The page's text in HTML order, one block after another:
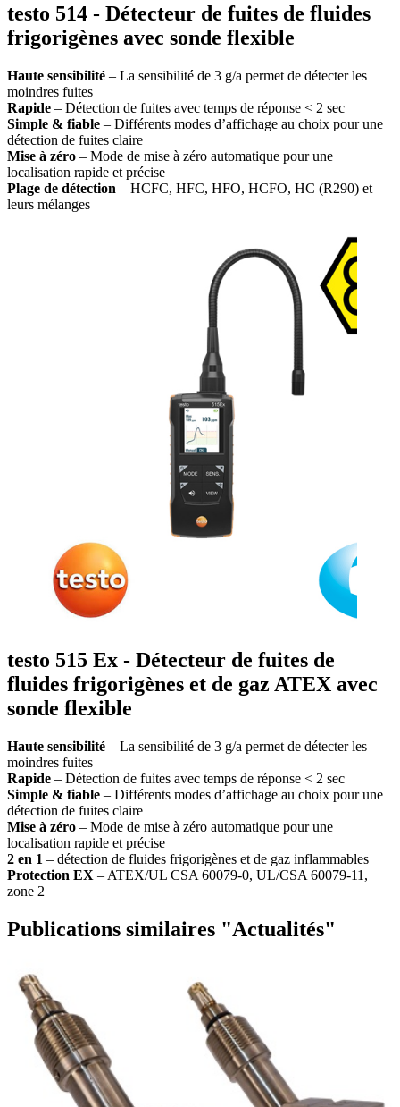
testo 514 - Détecteur de fuites de fluides
frigorigènes avec sonde flexible
Haute sensibilité – La sensibilité de 3 g/a permet de détecter les
moindres fuites
Rapide – Détection de fuites avec temps de réponse < 2 sec
Simple & fiable – Différents modes d’affichage au choix pour une
détection de fuites claire
Mise à zéro – Mode de mise à zéro automatique pour une
localisation rapide et précise
Plage de détection – HCFC, HFC, HFO, HCFO, HC (R290) et
leurs mélanges
testo 515 Ex - Détecteur de fuites de
fluides frigorigènes et de gaz ATEX avec
sonde flexible
Haute sensibilité – La sensibilité de 3 g/a permet de détecter les
moindres fuites
Rapide – Détection de fuites avec temps de réponse < 2 sec
Simple & fiable – Différents modes d’affichage au choix pour une
détection de fuites claire
Mise à zéro – Mode de mise à zéro automatique pour une
localisation rapide et précise
2 en 1 – détection de fluides frigorigènes et de gaz inflammables
Protection EX – ATEX/UL CSA 60079-0, UL/CSA 60079-11,
zone 2
Publications similaires "Actualités"